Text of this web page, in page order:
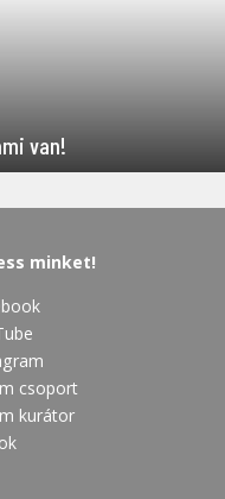
van!
minket!
csoport
kurátor